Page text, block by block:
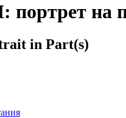
портрет на
in Part(s)